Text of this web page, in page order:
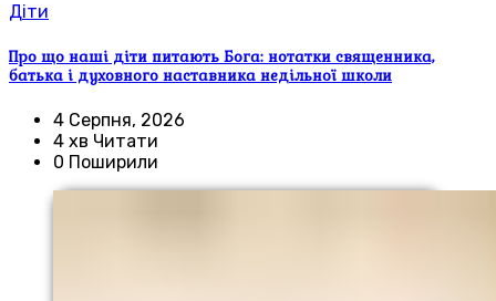
Діти
Про що наші діти питають Бога: нотатки священника,
батька і духовного наставника недільної школи
4 Серпня, 2026
4 хв Читати
0 Поширили